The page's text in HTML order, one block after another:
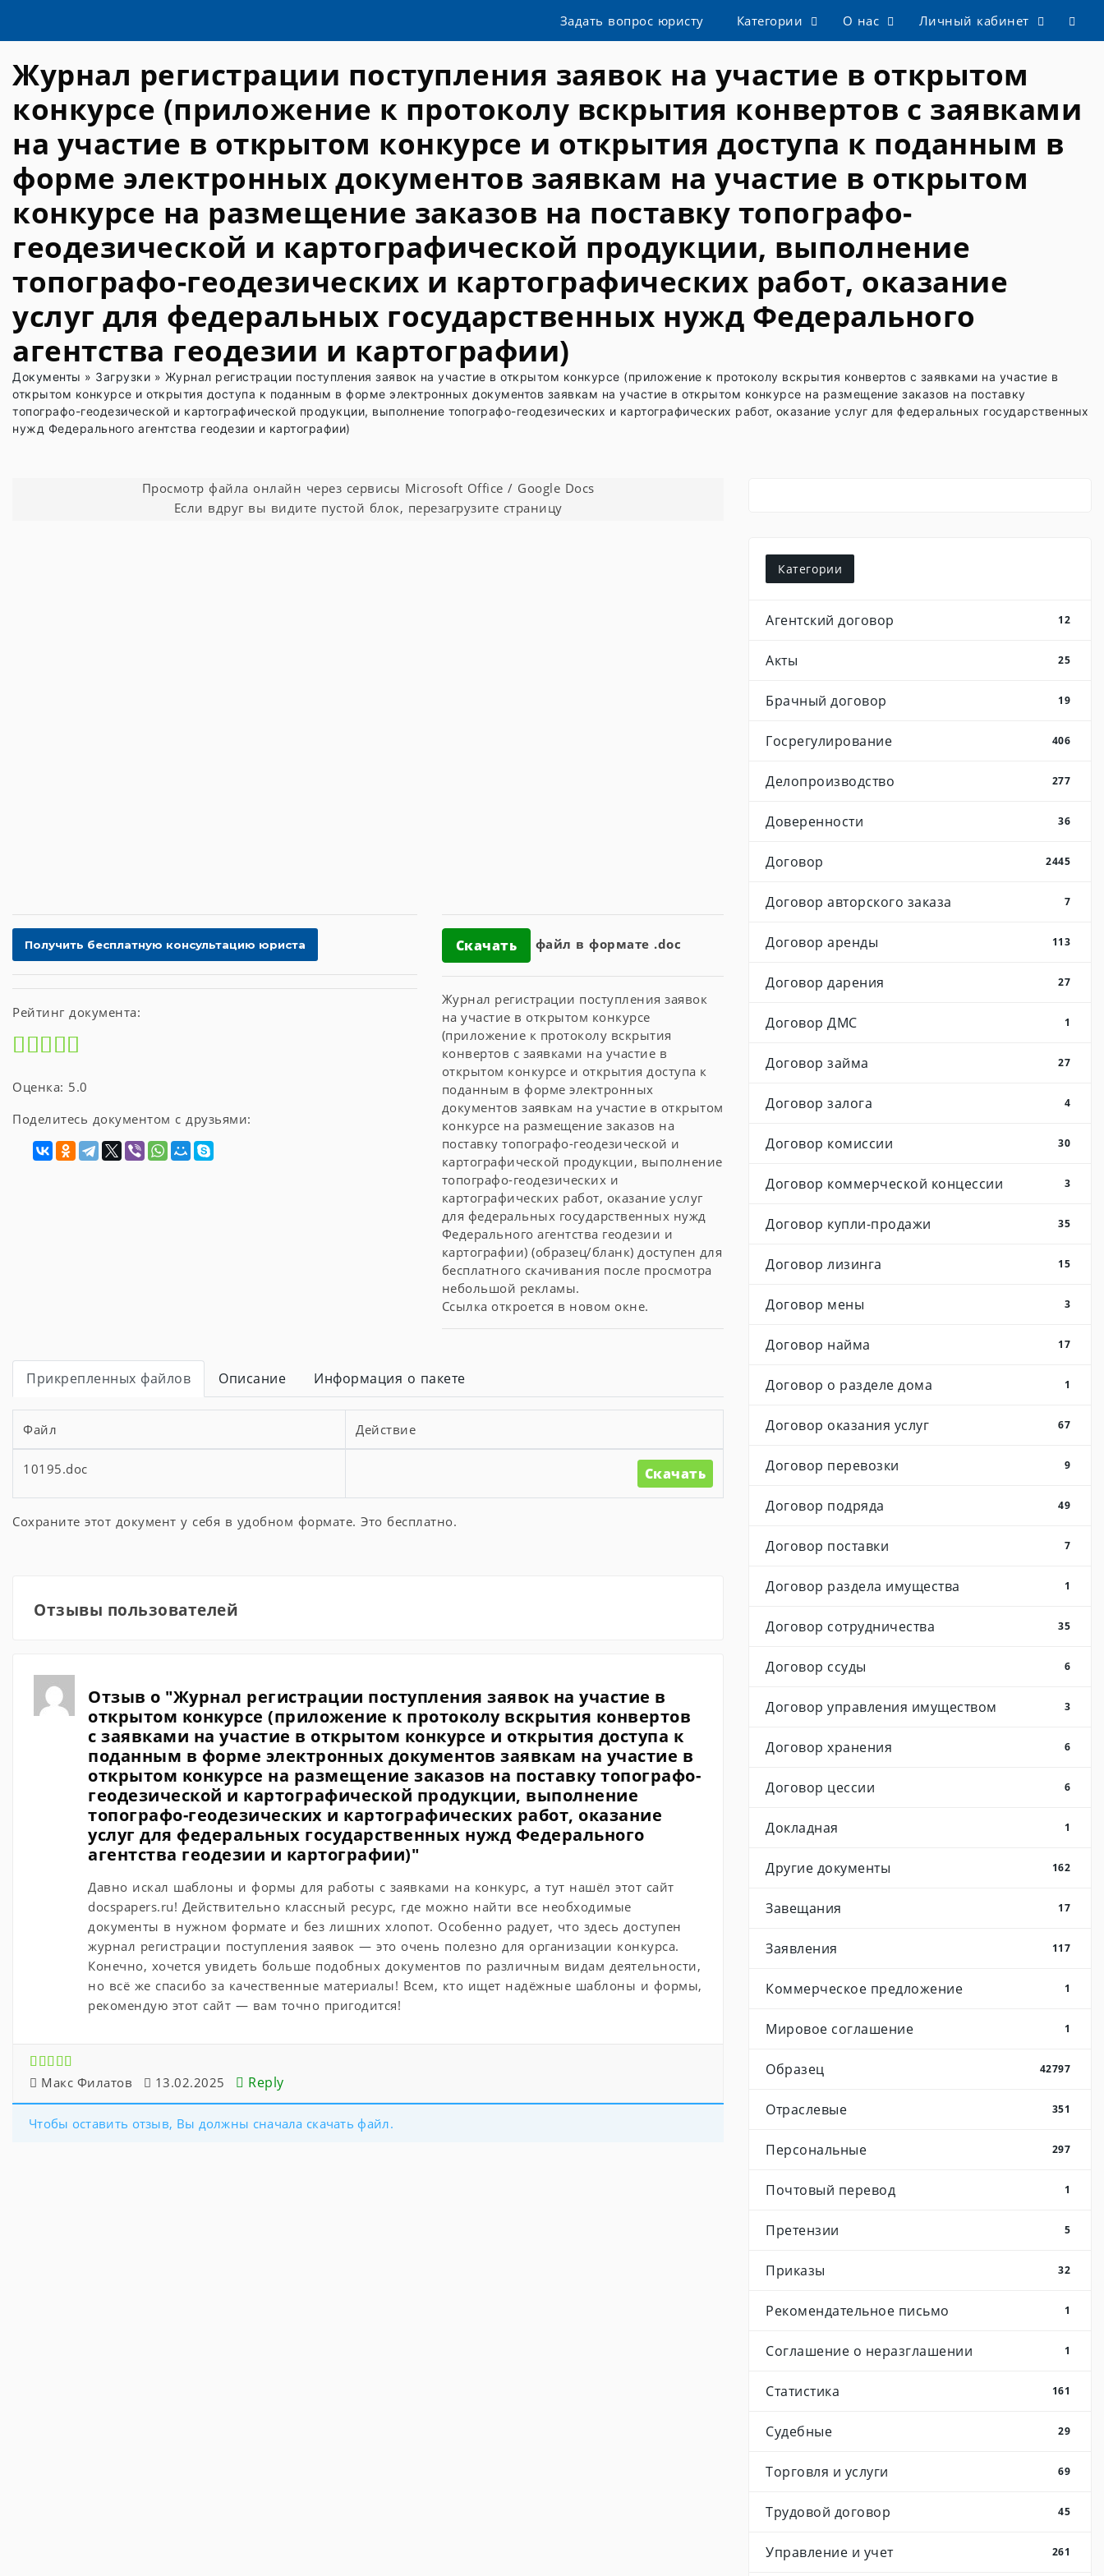
Задать вопрос юристу Категории О нас Личный кабинет
Журнал регистрации поступления заявок на участие в открытом
конкурсе (приложение к протоколу вскрытия конвертов с заявками
на участие в открытом конкурсе и открытия доступа к поданным в
форме электронных документов заявкам на участие в открытом
конкурсе на размещение заказов на поставку топографо-
геодезической и картографической продукции, выполнение
топографо-геодезических и картографических работ, оказание
услуг для федеральных государственных нужд Федерального
агентства геодезии и картографии)
Документы » Загрузки » Журнал регистрации поступления заявок на участие в открытом конкурсе (приложение к протоколу вскрытия конвертов с заявками на участие в
открытом конкурсе и открытия доступа к поданным в форме электронных документов заявкам на участие в открытом конкурсе на размещение заказов на поставку
топографо-геодезической и картографической продукции, выполнение топографо-геодезических и картографических работ, оказание услуг для федеральных государственных
нужд Федерального агентства геодезии и картографии)
Просмотр файла онлайн через сервисы Microsoft Office / Google Docs
Если вдруг вы видите пустой блок, перезагрузите страницу
Рейтинг документа:
Оценка: 5.0
Поделитесь документом с друзьями:
Скачать файл в формате .doc
Журнал регистрации поступления заявок
на участие в открытом конкурсе
(приложение к протоколу вскрытия
конвертов с заявками на участие в
открытом конкурсе и открытия доступа к
поданным в форме электронных
документов заявкам на участие в открытом
конкурсе на размещение заказов на
поставку топографо-геодезической и
картографической продукции, выполнение
топографо-геодезических и
картографических работ, оказание услуг
для федеральных государственных нужд
Федерального агентства геодезии и
картографии) (образец/бланк) доступен для
бесплатного скачивания после просмотра
небольшой рекламы.
Ссылка откроется в новом окне.
Прикрепленных файлов Описание Информация о пакете
Файл Действие
10195.doc Скачать
Сохраните этот документ у себя в удобном формате. Это бесплатно.
Отзывы пользователей
Отзыв о "Журнал регистрации поступления заявок на участие в
открытом конкурсе (приложение к протоколу вскрытия конвертов
с заявками на участие в открытом конкурсе и открытия доступа к
поданным в форме электронных документов заявкам на участие в
открытом конкурсе на размещение заказов на поставку топографо-
геодезической и картографической продукции, выполнение
топографо-геодезических и картографических работ, оказание
услуг для федеральных государственных нужд Федерального
агентства геодезии и картографии)"
Давно искал шаблоны и формы для работы с заявками на конкурс, а тут нашёл этот сайт
docspapers.ru! Действительно классный ресурс, где можно найти все необходимые
документы в нужном формате и без лишних хлопот. Особенно радует, что здесь доступен
журнал регистрации поступления заявок — это очень полезно для организации конкурса.
Конечно, хочется увидеть больше подобных документов по различным видам деятельности,
но всё же спасибо за качественные материалы! Всем, кто ищет надёжные шаблоны и формы,
рекомендую этот сайт — вам точно пригодится!
Макс Филатов 13.02.2025 Reply
Чтобы оставить отзыв, Вы должны сначала скачать файл.
Категории
Агентский договор 12
Акты 25
Брачный договор 19
Госрегулирование 406
Делопроизводство 277
Доверенности 36
Договор 2445
Договор авторского заказа 7
Договор аренды 113
Договор дарения 27
Договор ДМС 1
Договор займа 27
Договор залога 4
Договор комиссии 30
Договор коммерческой концессии 3
Договор купли-продажи 35
Договор лизинга 15
Договор мены 3
Договор найма 17
Договор о разделе дома 1
Договор оказания услуг 67
Договор перевозки 9
Договор подряда 49
Договор поставки 7
Договор раздела имущества 1
Договор сотрудничества 35
Договор ссуды 6
Договор управления имуществом 3
Договор хранения 6
Договор цессии 6
Докладная 1
Другие документы 162
Завещания 17
Заявления 117
Коммерческое предложение 1
Мировое соглашение 1
Образец 42797
Отраслевые 351
Персональные 297
Почтовый перевод 1
Претензии 5
Приказы 32
Рекомендательное письмо 1
Соглашение о неразглашении 1
Статистика 161
Судебные 29
Торговля и услуги 69
Трудовой договор 45
Управление и учет 261